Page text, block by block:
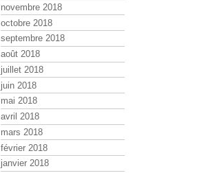
novembre 2018
octobre 2018
septembre 2018
août 2018
juillet 2018
juin 2018
mai 2018
avril 2018
mars 2018
février 2018
janvier 2018